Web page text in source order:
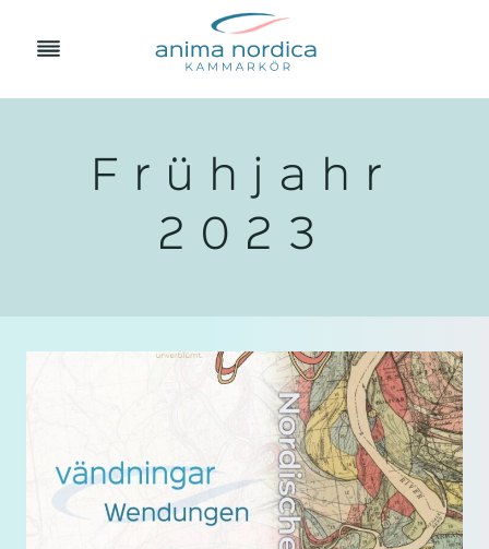
Inhalt
Frühjahr
2023